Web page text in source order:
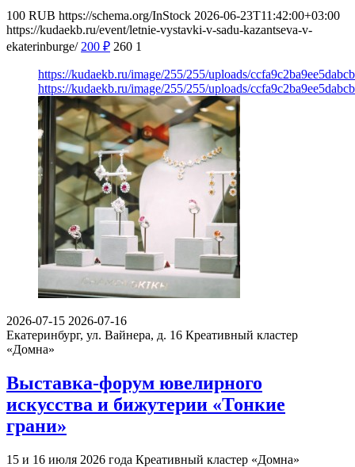
100 RUB https://schema.org/InStock 2026-06-23T11:42:00+03:00
https://kudaekb.ru/event/letnie-vystavki-v-sadu-kazantseva-v-
ekaterinburge/ 200 ₽ 260 1
https://kudaekb.ru/image/255/255/uploads/
https://kudaekb.ru/image/255/255/uploads/
2026-07-15 2026-07-16
Екатеринбург, ул. Вайнера, д. 16 Креативный кластер
«Домна»
Выставка-форум ювелирного
искусства и бижутерии «Тонкие
грани»
15 и 16 июля 2026 года Креативный кластер «Домна»